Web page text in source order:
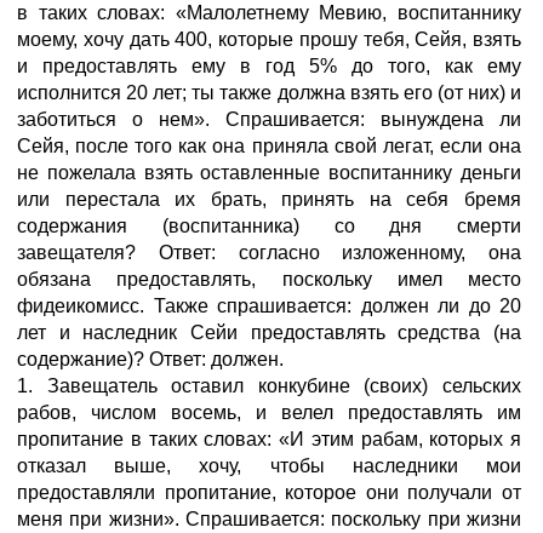
в таких словах: «Малолетнему Мевию, воспитаннику
моему, хочу дать 400, которые прошу тебя, Сейя, взять
и предоставлять ему в год 5% до того, как ему
исполнится 20 лет; ты также должна взять его (от них) и
заботиться о нем». Спрашивается: вынуждена ли
Сейя, после того как она приняла свой легат, если она
не пожелала взять оставленные воспитаннику деньги
или перестала их брать, принять на себя бремя
содержания (воспитанника) со дня смерти
завещателя? Ответ: согласно изложенному, она
обязана предоставлять, поскольку имел место
фидеикомисс. Также спрашивается: должен ли до 20
лет и наследник Сейи предоставлять средства (на
содержание)? Ответ: должен.
1. Завещатель оставил конкубине (своих) сельских
рабов, числом восемь, и велел предоставлять им
пропитание в таких словах: «И этим рабам, которых я
отказал выше, хочу, чтобы наследники мои
предоставляли пропитание, которое они получали от
меня при жизни». Спрашивается: поскольку при жизни